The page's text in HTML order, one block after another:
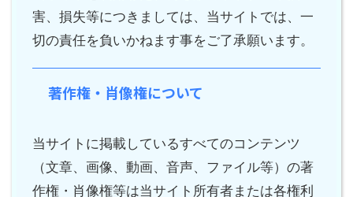
害、損失等につきましては、当サイトでは、一
切の責任を負いかねます事をご了承願います。
著作権・肖像権について
当サイトに掲載しているすべてのコンテンツ
（文章、画像、動画、音声、ファイル等）の著
作権・肖像権等は当サイト所有者または各権利